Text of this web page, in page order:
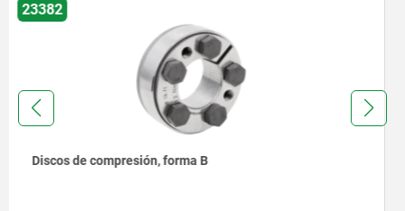
32501
Aparatos comprobadores de concentricidad para